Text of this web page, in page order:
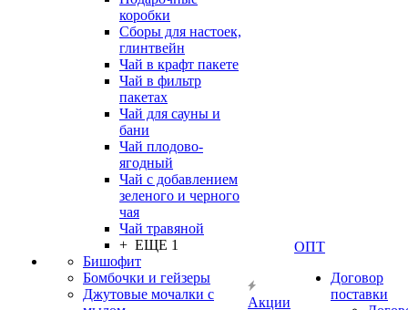
коробки
Сборы для настоек,
глинтвейн
Чай в крафт пакете
Чай в фильтр
пакетах
Чай для сауны и
бани
Чай плодово-
ягодный
Чай с добавлением
зеленого и черного
чая
Чай травяной
+ ЕЩЕ 1
Бишофит
Бомбочки и гейзеры
Джутовые мочалки с
Акции
ОПТ
Договор
поставки